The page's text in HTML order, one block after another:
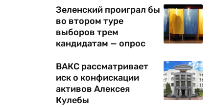
Зеленский проиграл бы
во втором туре
выборов трем
кандидатам — опрос
ВАКС рассматривает
иск о конфискации
активов Алексея
Кулебы